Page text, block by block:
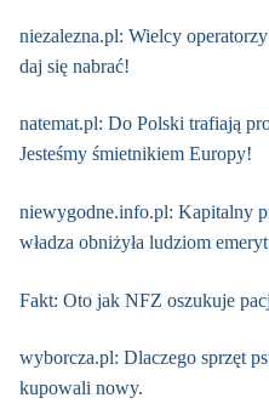
niezalezna.pl: Wielcy
daj się nabrać!
natemat.pl: Do Polski trafiają
Jesteśmy śmietnikiem Europy!
niewygodne.info.pl: Kapitalny
władza obniżyła ludziom
Fakt: Oto jak NFZ oszukuje
wyborcza.pl: Dlaczego sprzęt
kupowali nowy.